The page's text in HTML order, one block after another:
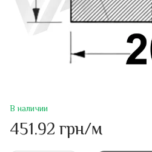
В наличии
451.92 грн/м